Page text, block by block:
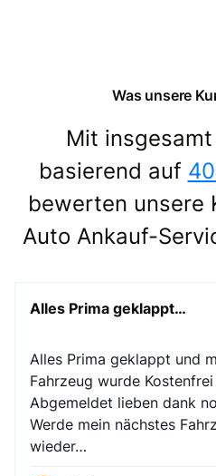
Was unsere
Mit insgesamt
basierend auf
bewerten unsere
Auto Ankauf-
Alles Prima geklappt…
Alles Prima geklappt und
Fahrzeug wurde Kostenfrei
Abgemeldet lieben dank
Werde mein nächstes
wieder…